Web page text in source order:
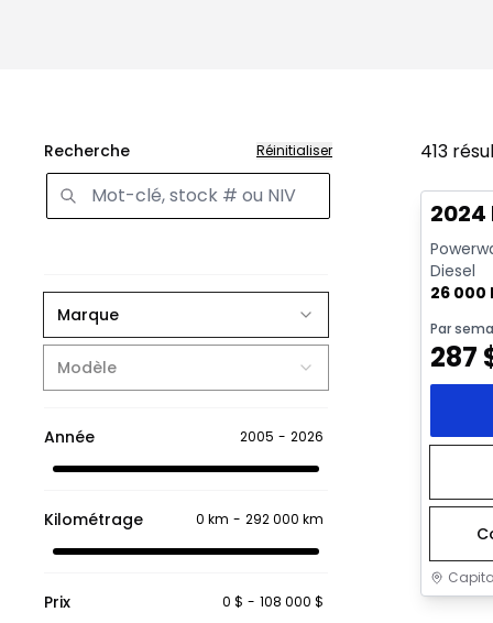
Recherche Réinitialiser
Marque
Modèle
Année 2005 - 2026
Kilométrage 0 km - 292 000 km
Prix 0 $ - 108 000 $
413
Vidéo
Très
2024
Diesel
26 000
Par
287
Très